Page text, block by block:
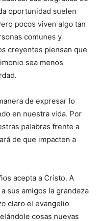
oportunidad suelen
pocos viven algo tan
comunes y
creyentes piensan que
sea menos
de expresar lo
en nuestra vida. Por
palabras frente a
de que impacten a
acepta a Cristo. A
sus amigos la grandeza
claro el evangelio
cosas nuevas